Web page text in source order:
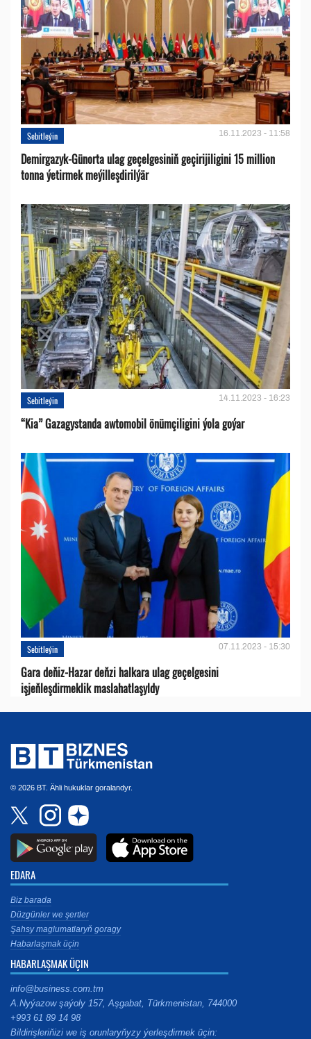
Sebitleýin 16.11.2023 - 11:58
Demirgazyk-Günorta ulag geçelgesiniň geçirijiligini 15 million
tonna ýetirmek meýilleşdirilýär
Sebitleýin 14.11.2023 - 16:23
“Kia” Gazagystanda awtomobil önümçiligini ýola goýar
Sebitleýin 07.11.2023 - 15:30
Gara deňiz-Hazar deňzi halkara ulag geçelgesini
işjeňleşdirmeklik maslahatlaşyldy
© 2026 BT. Ähli hukuklar goralandyr.
EDARA
Biz barada
Düzgünler we şertler
Şahsy maglumatlaryň goragy
Habarlaşmak üçin
HABARLAŞMAK ÜÇIN
info@business.com.tm
A.Nyýazow şaýoly 157, Aşgabat, Türkmenistan, 744000
+993 61 89 14 98
Bildirişleriňizi we iş orunlaryňyzy ýerleşdirmek üçin: